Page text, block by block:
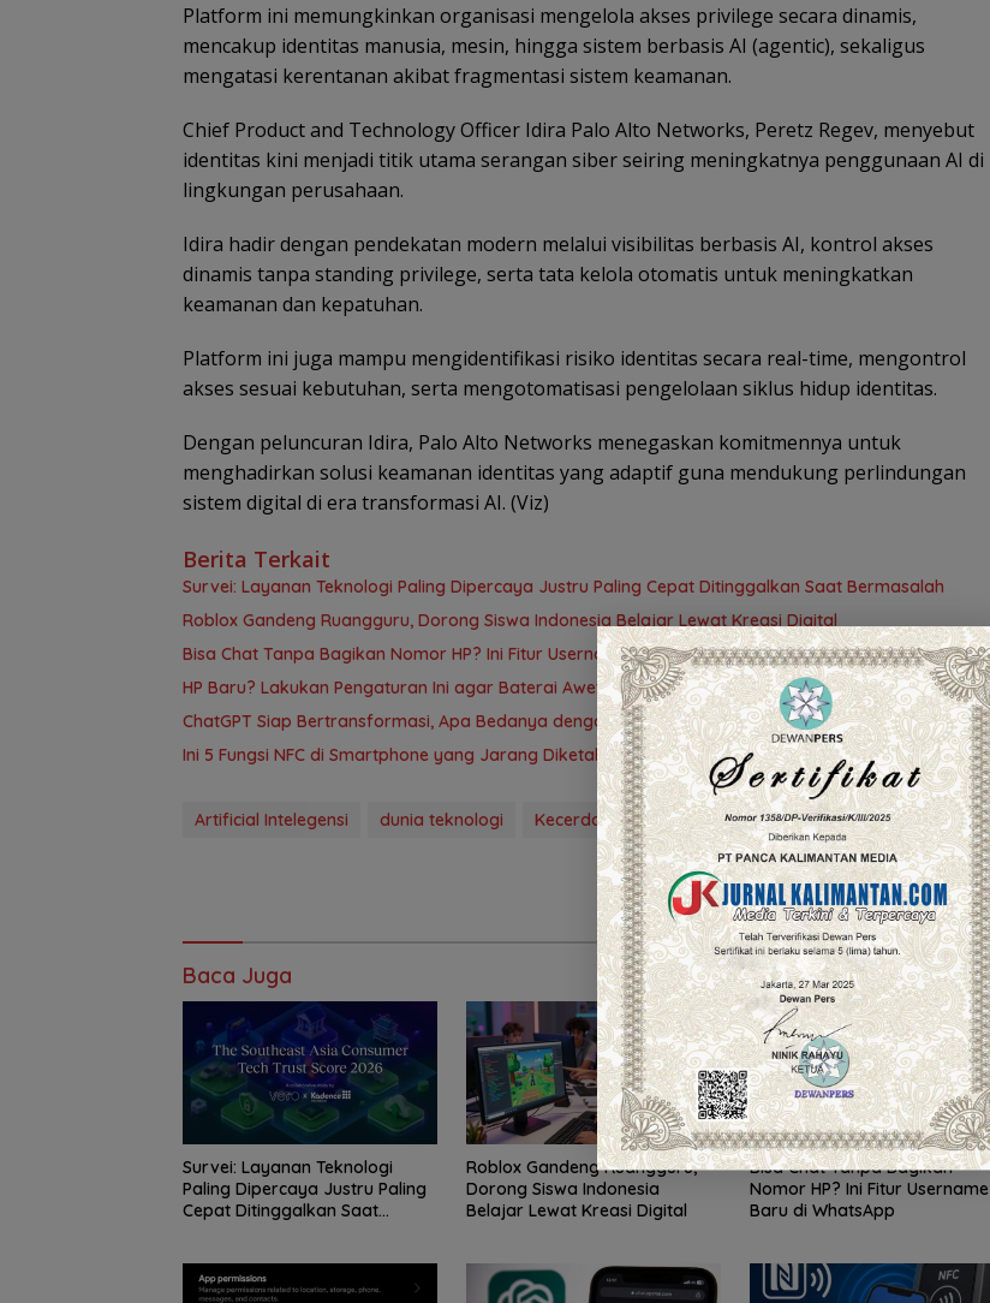
Platform ini memungkinkan organisasi mengelola akses privilege secara dinamis,
mencakup identitas manusia, mesin, hingga sistem berbasis AI (agentic), sekaligus
mengatasi kerentanan akibat fragmentasi sistem keamanan.
Chief Product and Technology Officer Idira Palo Alto Networks, Peretz Regev, menyebut
identitas kini menjadi titik utama serangan siber seiring meningkatnya penggunaan AI di
lingkungan perusahaan.
Idira hadir dengan pendekatan modern melalui visibilitas berbasis AI, kontrol akses
dinamis tanpa standing privilege, serta tata kelola otomatis untuk meningkatkan
keamanan dan kepatuhan.
Platform ini juga mampu mengidentifikasi risiko identitas secara real-time, mengontrol
akses sesuai kebutuhan, serta mengotomatisasi pengelolaan siklus hidup identitas.
Dengan peluncuran Idira, Palo Alto Networks menegaskan komitmennya untuk
menghadirkan solusi keamanan identitas yang adaptif guna mendukung perlindungan
sistem digital di era transformasi AI. (Viz)
Berita Terkait
Survei: Layanan Teknologi Paling Dipercaya Justru Paling Cepat Ditinggalkan Saat Bermasalah
Roblox Gandeng Ruangguru, Dorong Siswa Indonesia Belajar Lewat Kreasi Digital
Bisa Chat Tanpa Bagikan Nomor HP? Ini Fitur Username Baru di WhatsApp
HP Baru? Lakukan Pengaturan Ini agar Baterai Awet
ChatGPT Siap Bertransformasi, Apa Bedanya dengan Sekarang?
Ini 5 Fungsi NFC di Smartphone yang Jarang Diketahui
Artificial Intelegensi dunia teknologi Kecerdasan buatan Palo alto
Baca Juga
Survei: Layanan Teknologi
Paling Dipercaya Justru Paling
Cepat Ditinggalkan Saat
Roblox Gandeng Ruangguru,
Dorong Siswa Indonesia
Belajar Lewat Kreasi Digital
Bisa Chat Tanpa Bagikan
Nomor HP? Ini Fitur Username
Baru di WhatsApp